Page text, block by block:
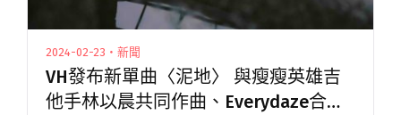
2024-02-23・新聞
VH發布新單曲〈泥地〉 與瘦瘦英雄吉
他手林以晨共同作曲、Everydaze合作